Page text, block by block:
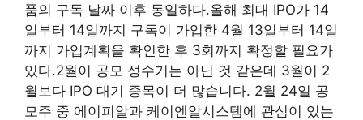
품의 구독 날짜 이후 동일하다.올해 최대 IPO가 14
일부터 14일까지 구독이 가입한 4월 13일부터 14일
까지 가입계획을 확인한 후 3회까지 확정할 필요가
있다.2월이 공모 성수기는 아닌 것 같은데 3월이 2
월보다 IPO 대기 종목이 더 많습니다. 2월 24일 공
모주 중 에이피알과 케이엔알시스템에 관심이 있는